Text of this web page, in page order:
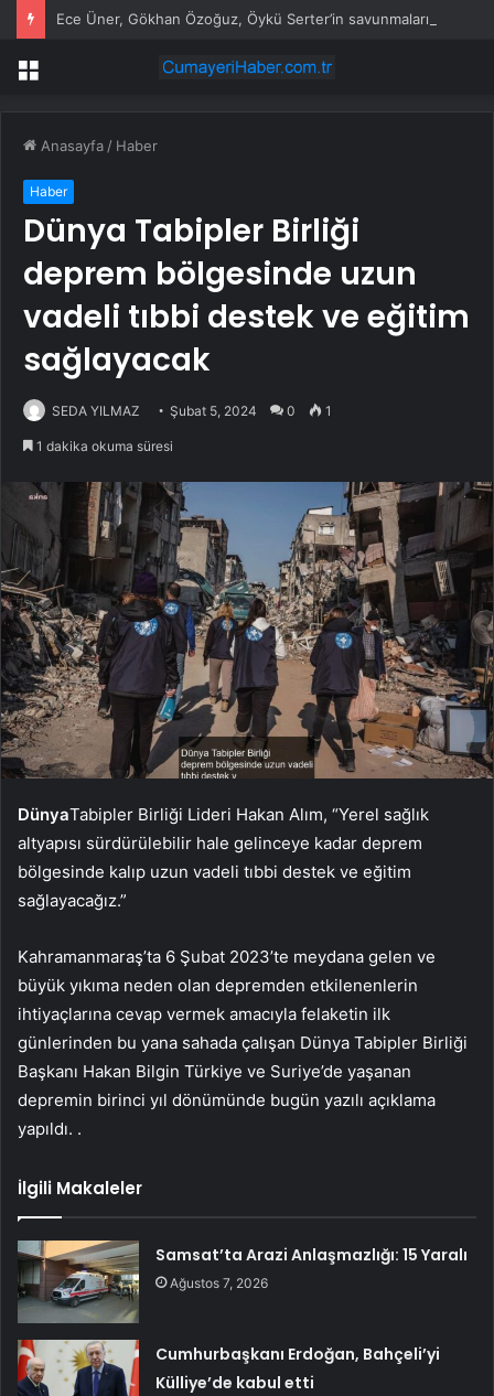
Menü
Anasayfa / Haber
Haber
Dünya Tabipler Birliği
deprem bölgesinde uzun
vadeli tıbbi destek ve eğitim
sağlayacak
SEDA YILMAZ Şubat 5, 2024 0 1
1 dakika okuma süresi
DünyaTabipler Birliği Lideri Hakan Alım, “Yerel sağlık
altyapısı sürdürülebilir hale gelinceye kadar deprem
bölgesinde kalıp uzun vadeli tıbbi destek ve eğitim
sağlayacağız.”
Kahramanmaraş’ta 6 Şubat 2023’te meydana gelen ve
büyük yıkıma neden olan depremden etkilenenlerin
ihtiyaçlarına cevap vermek amacıyla felaketin ilk
günlerinden bu yana sahada çalışan Dünya Tabipler Birliği
Başkanı Hakan Bilgin Türkiye ve Suriye’de yaşanan
depremin birinci yıl dönümünde bugün yazılı açıklama
yapıldı. .
İlgili Makaleler
Samsat’ta Arazi Anlaşmazlığı: 15 Yaralı
Ağustos 7, 2026
Cumhurbaşkanı Erdoğan, Bahçeli’yi
Külliye’de kabul etti